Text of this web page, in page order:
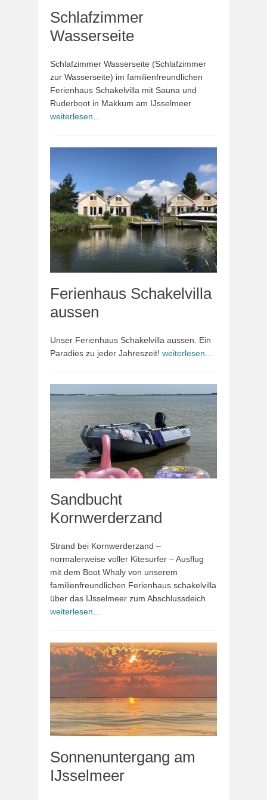
Schlafzimmer
Wasserseite
Schlafzimmer Wasserseite (Schlafzimmer
zur Wasserseite) im familienfreundlichen
Ferienhaus Schakelvilla mit Sauna und
Ruderboot in Makkum am IJsselmeer
weiterlesen…
Ferienhaus Schakelvilla
aussen
Unser Ferienhaus Schakelvilla aussen. Ein
Paradies zu jeder Jahreszeit! weiterlesen…
Sandbucht
Kornwerderzand
Strand bei Kornwerderzand –
normalerweise voller Kitesurfer – Ausflug
mit dem Boot Whaly von unserem
familienfreundlichen Ferienhaus schakelvilla
über das IJsselmeer zum Abschlussdeich
weiterlesen…
Sonnenuntergang am
IJsselmeer